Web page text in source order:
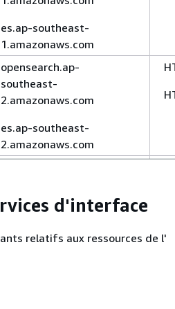
es.ap-southeast-
1.amazonaws.com
opensearch.ap-
southeast-
2.amazonaws.com
es.ap-southeast-
2.amazonaws.com
es.ca-central-d'interface
relatifs aux ressources de l'